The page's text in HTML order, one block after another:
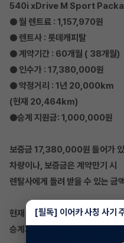
540i xDrive M Sport
● 월 렌트료 : 1,157,970원
● 렌트사 : 롯데캐피탈
● 계약기간 : 60개월 ( 38개월)
● 인수가 : 17,380,000원
● 약정거리 : 1년 20,000km
(현재 20,464km)
●승계 지원금: 1,000,000원
보증금 17,380,000원 들어가
차량이나, 보증금은 계약만기 시
렌탈사에게 돌려 받을 수 있는 금
현재 주행거리 20,464km 로 짧
승계지원금 100만원이 걸려있는
[필독] 이어카 사칭 사기